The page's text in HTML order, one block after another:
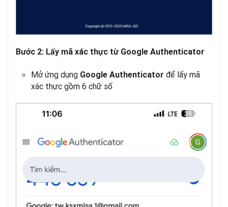
Bước 2: Lấy mã xác thực từ Google Authenticator
Mở ứng dụng Google Authenticator để lấy mã
xác thực gồm 6 chữ số